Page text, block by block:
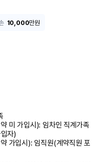
10,000만원
미 가입시): 임차인 직계가족
자)
가입시): 임직원(계약직원 포